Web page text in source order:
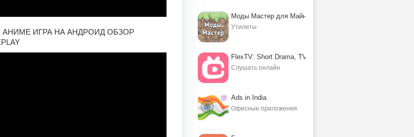
ИГРА НА АНДРОИД ОБЗОР
Моды Мастер для Майнкрафт ПЕ
Утилиты
FlexTV: Short Drama, TV, Reels
Слушать онлайн
Ads in India
Офисные приложения